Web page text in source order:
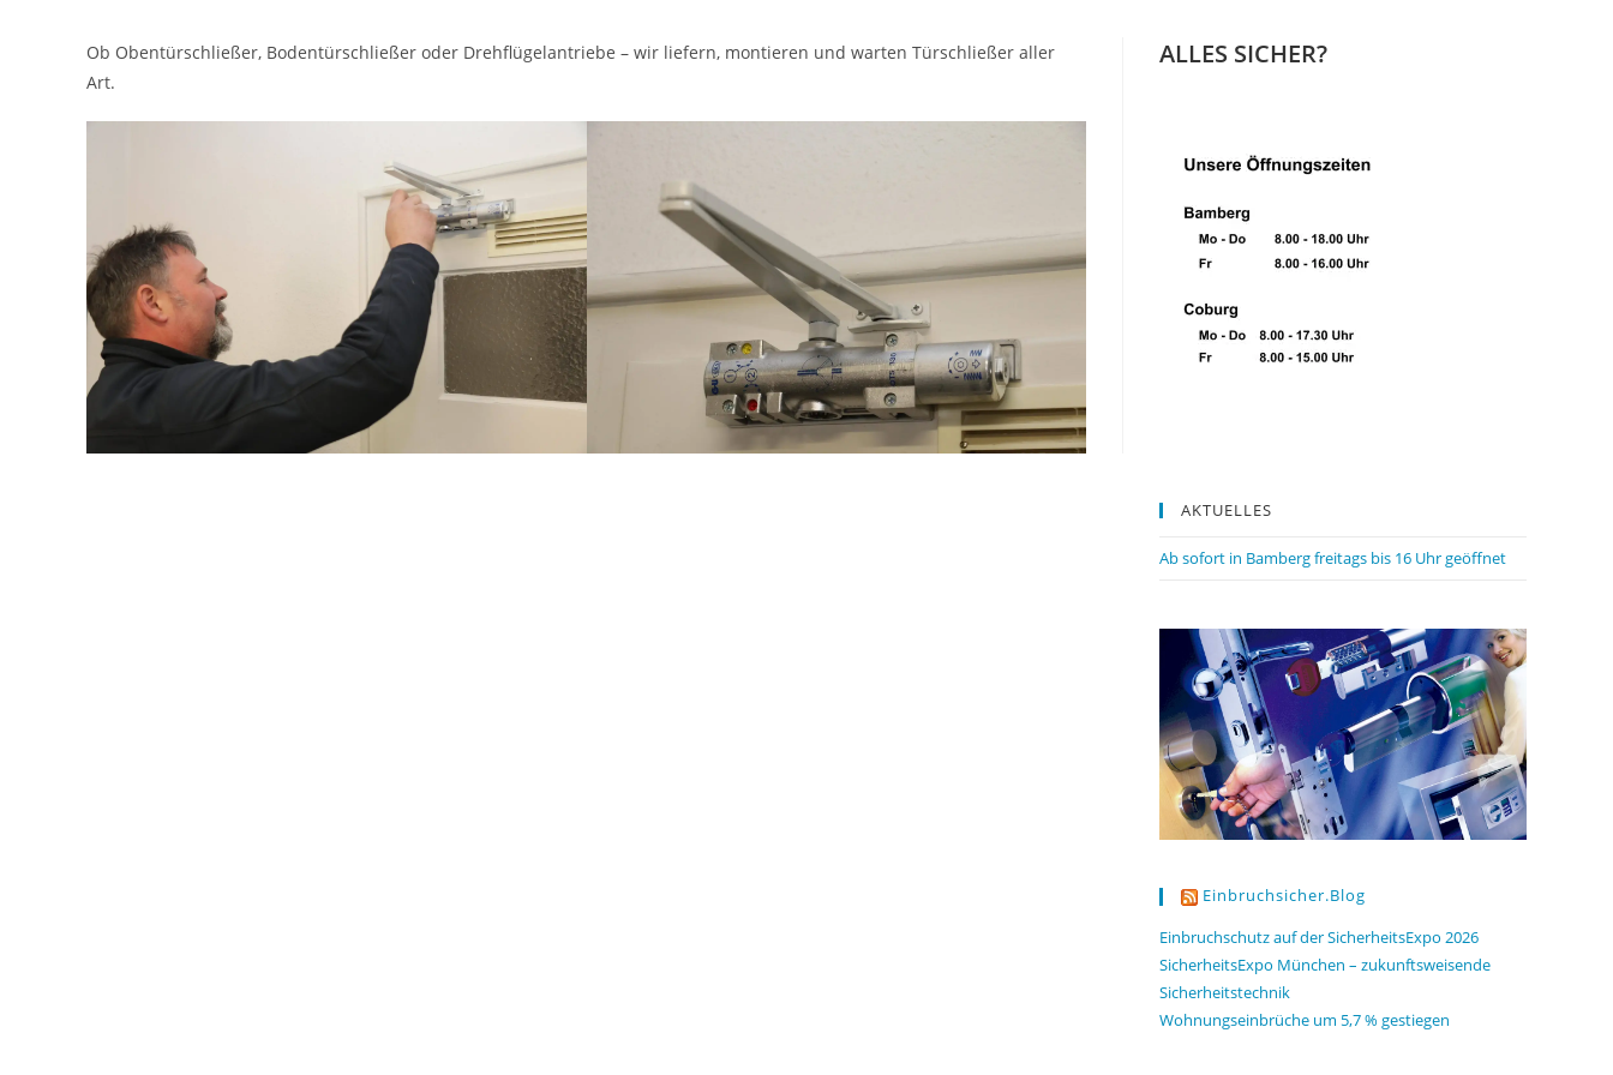
Ob Obentürschließer, Bodentürschließer oder Drehflügelantriebe – wir liefern, montieren und warten Türschließer aller
Art.
ALLES SICHER?
AKTUELLES
Ab sofort in Bamberg freitags bis 16 Uhr geöffnet
Einbruchsicher.blog
Einbruchschutz auf der SicherheitsExpo 2026
SicherheitsExpo München – zukunftsweisende
Sicherheitstechnik
Wohnungseinbrüche um 5,7 % gestiegen